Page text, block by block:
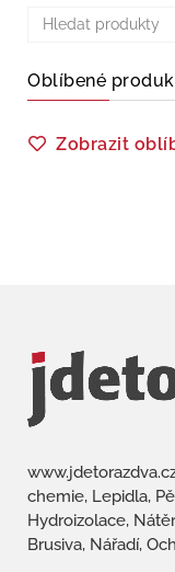
Oblíbené
Zobrazit
chemie, Lepidla,
Hydroizolace,
Brusiva, Nářadí,